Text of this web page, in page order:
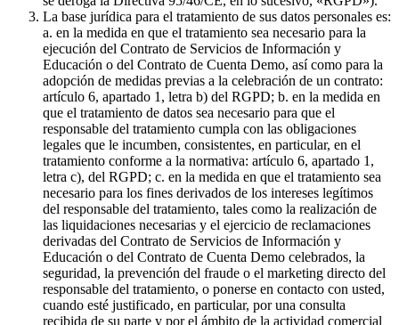
La base jurídica para el tratamiento de sus datos personales es:
a. en la medida en que el tratamiento sea necesario para la
ejecución del Contrato de Servicios de Información y
Educación o del Contrato de Cuenta Demo, así como para la
adopción de medidas previas a la celebración de un contrato:
artículo 6, apartado 1, letra b) del RGPD; b. en la medida en
que el tratamiento de datos sea necesario para que el
responsable del tratamiento cumpla con las obligaciones
legales que le incumben, consistentes, en particular, en el
tratamiento conforme a la normativa: artículo 6, apartado 1,
letra c), del RGPD; c. en la medida en que el tratamiento sea
necesario para los fines derivados de los intereses legítimos
del responsable del tratamiento, tales como la realización de
las liquidaciones necesarias y el ejercicio de reclamaciones
derivadas del Contrato de Servicios de Información y
Educación o del Contrato de Cuenta Demo celebrados, la
seguridad, la prevención del fraude o el marketing directo del
responsable del tratamiento, o ponerse en contacto con usted,
cuando esté justificado, en particular, por una consulta
recibida de su parte y por el ámbito de la actividad comercial